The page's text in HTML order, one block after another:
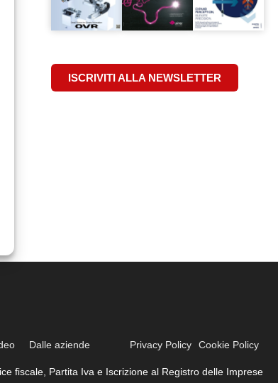
ISCRIVITI ALLA NEWSLETTER
Dalle aziende Privacy Policy Cookie Policy
fiscale, Partita Iva e Iscrizione al Registro delle Imprese